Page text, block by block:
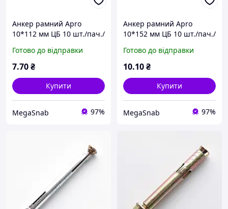
Анкер рамний Apro
10*112 мм ЦБ 10 шт./пач./
Готово до відправки
7.70₴
Купити
MegaSnab 97%
Анкер рамний Apro
10*152 мм ЦБ 10 шт./пач./
Готово до відправки
10.10₴
Купити
MegaSnab 97%